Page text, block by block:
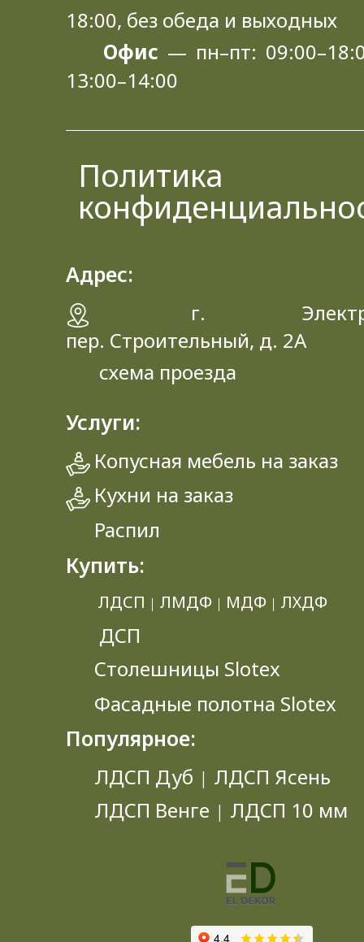
18:00, без обеда и выходных
Офис — пн–пт:
13:00–14:00
Политика
Адрес:
г.
пер. Строительный, д. 2A
схема проезда
Услуги:
Копусная мебель на заказ
Кухни на заказ
Распил
Купить:
ЛДСП | ЛМДФ | МДФ | ЛХДФ
ДСП
Столешницы Slotex
Фасадные полотна Slotex
Популярное:
ЛДСП Дуб | ЛДСП Ясень
ЛДСП Венге | ЛДСП 10 мм